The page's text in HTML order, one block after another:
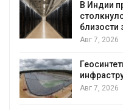
Авг 7, 2026
Авг